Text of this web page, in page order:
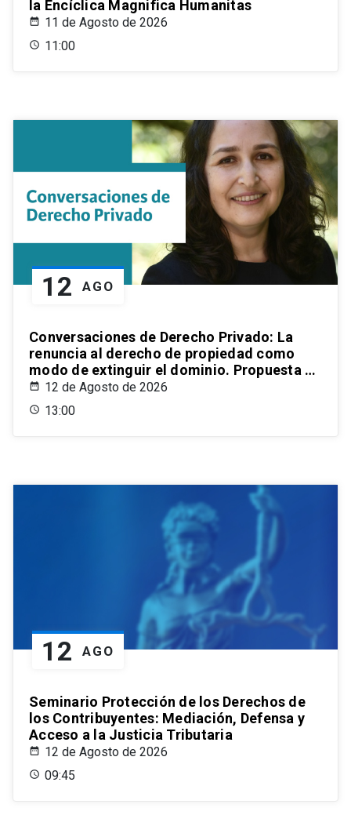
la Encíclica Magnifica Humanitas
11 de Agosto de 2026
11:00
12 AGO
Conversaciones de Derecho Privado: La
renuncia al derecho de propiedad como
modo de extinguir el dominio. Propuesta de
un estatuto para el ordenamiento civil
chileno
12 de Agosto de 2026
13:00
12 AGO
Seminario Protección de los Derechos de
los Contribuyentes: Mediación, Defensa y
Acceso a la Justicia Tributaria
12 de Agosto de 2026
09:45